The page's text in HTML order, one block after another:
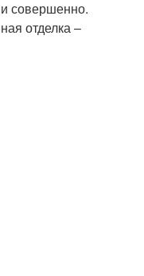
совершенно.
отделка –